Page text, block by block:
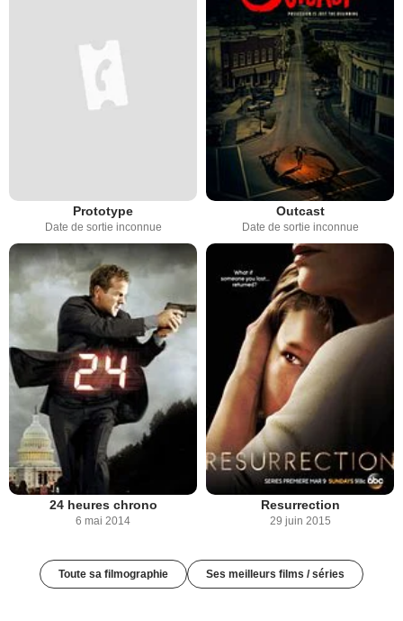
Prototype
Date de sortie inconnue
Outcast
Date de sortie inconnue
24 heures chrono
6 mai 2014
Resurrection
29 juin 2015
Toute sa filmographie Ses meilleurs films / séries